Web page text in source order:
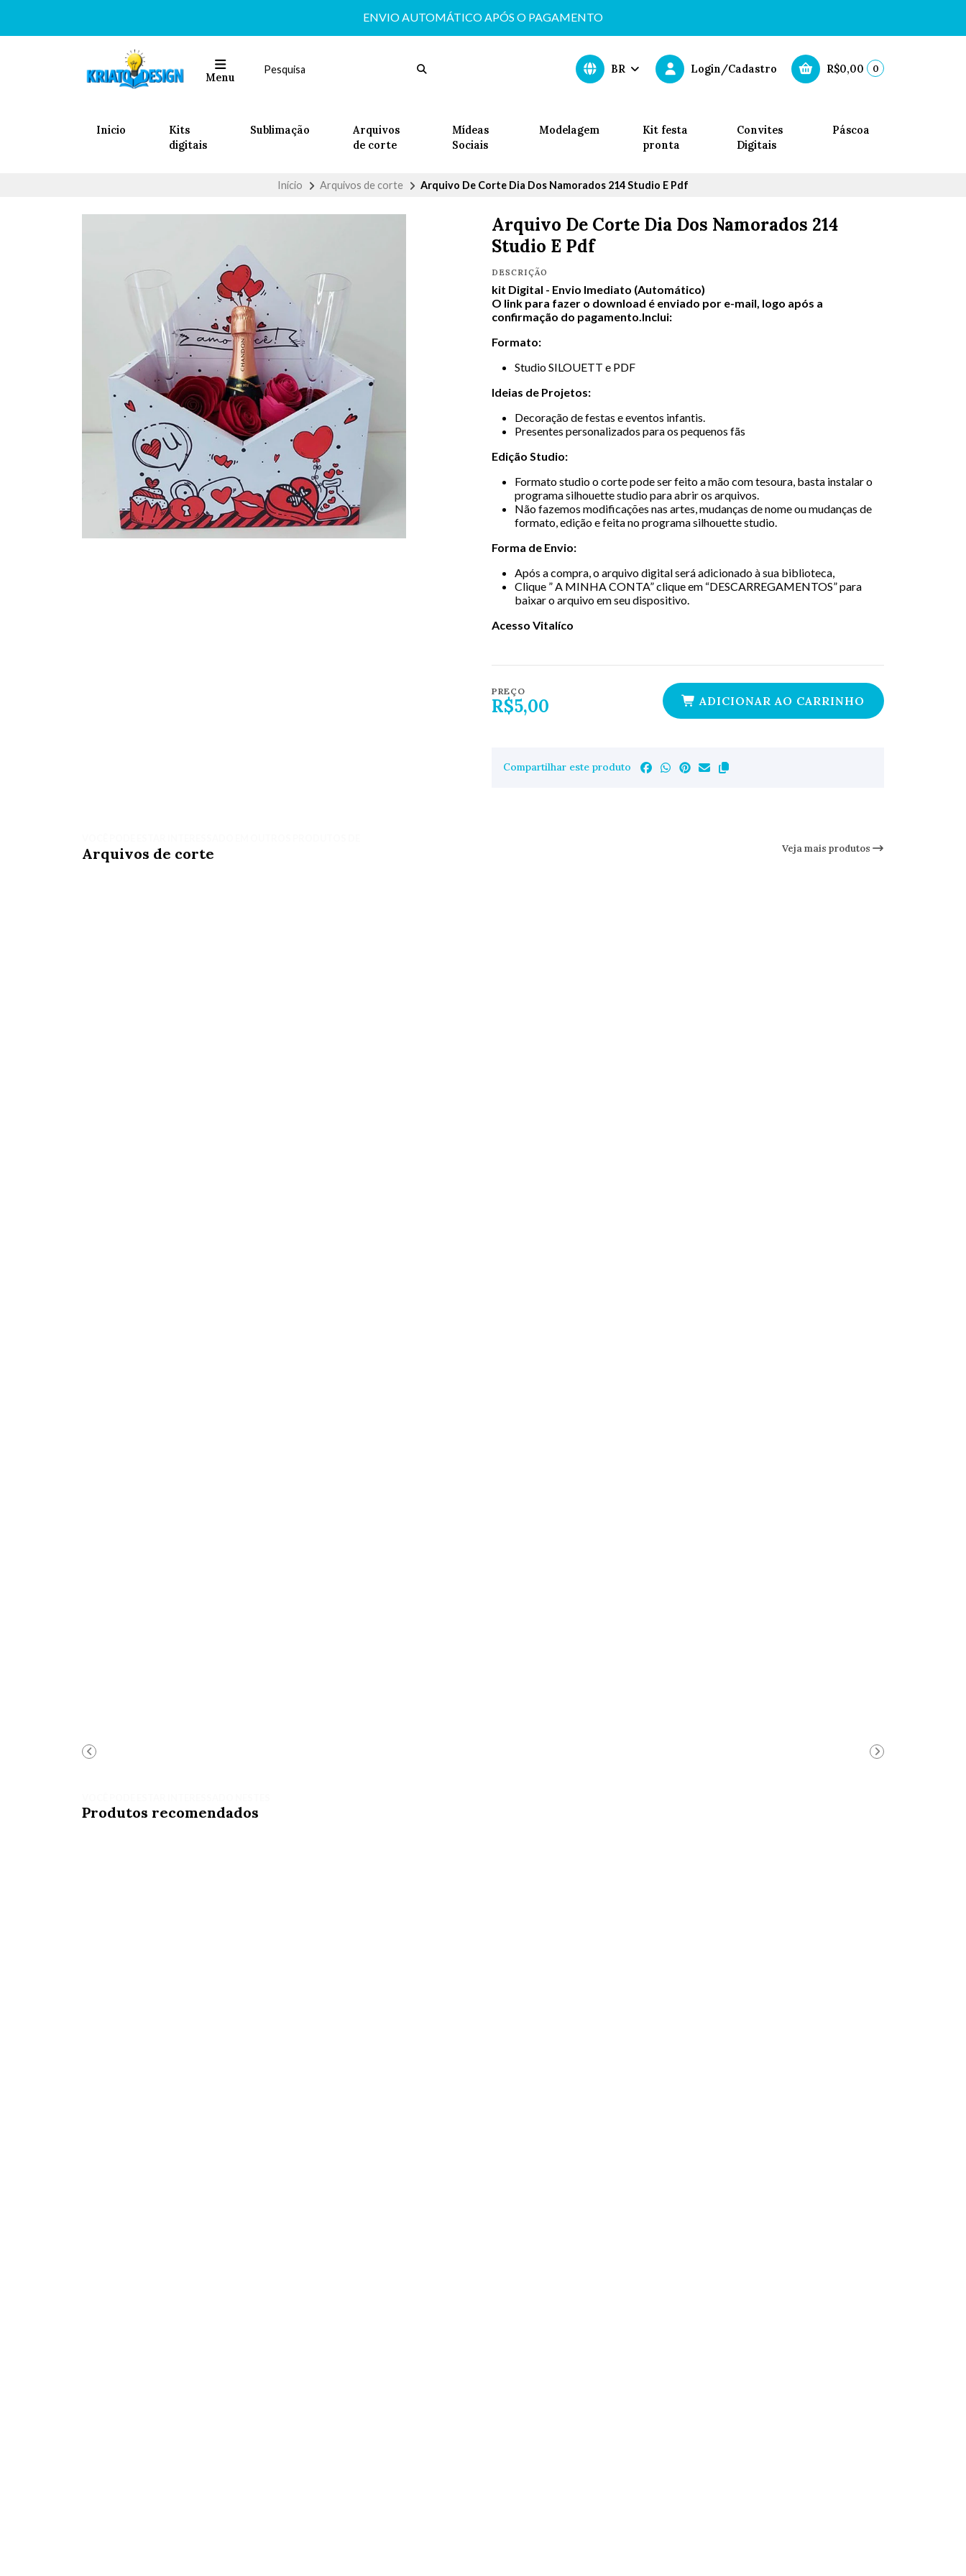
ENVIO AUTOMÁTICO APÓS O PAGAMENTO
Menu
BR Login/Cadastro R$0,00 0
Inicio
Kits
digitais
Sublimação
Arquivos
de corte
Mídeas
Sociais
Modelagem
Kit festa
pronta
Convites
Digitais
Páscoa
Início Arquivos de corte Arquivo De Corte Dia Dos Namorados 214 Studio E Pdf
Arquivo De Corte Dia Dos Namorados 214
Studio E Pdf
DESCRIÇÃO
kit Digital - Envio Imediato (Automático)
O link para fazer o download é enviado por e-mail, logo após a
confirmação do pagamento.Inclui:
Formato:
Studio SILOUETT e PDF
Ideias de Projetos:
Decoração de festas e eventos infantis.
Presentes personalizados para os pequenos fãs
Edição Studio:
Formato studio o corte pode ser feito a mão com tesoura, basta instalar o
programa silhouette studio para abrir os arquivos.
Não fazemos modificações nas artes, mudanças de nome ou mudanças de
formato, edição e feita no programa silhouette studio.
Forma de Envio:
Após a compra, o arquivo digital será adicionado à sua biblioteca,
Clique ” A MINHA CONTA” clique em “DESCARREGAMENTOS” para
baixar o arquivo em seu dispositivo.
Acesso Vitalíco
PREÇO
R$5,00 ADICIONAR AO CARRINHO
Compartilhar este produto
Arquivos de corte Veja mais produtos
Produtos recomendados